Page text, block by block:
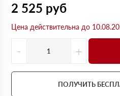
2 525 руб
Цена действительна до
- +
ПОЛУЧИТЬ